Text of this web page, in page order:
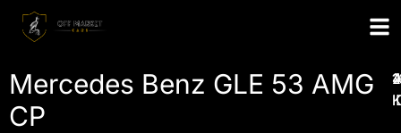
Mercedes Benz GLE 53 AMG
CP